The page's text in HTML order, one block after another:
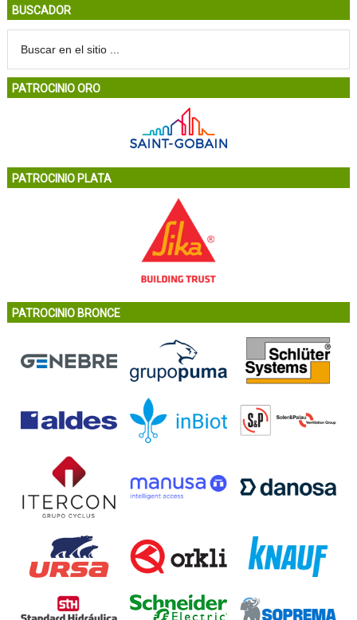
BUSCADOR
PATROCINIO ORO
PATROCINIO PLATA
PATROCINIO BRONCE